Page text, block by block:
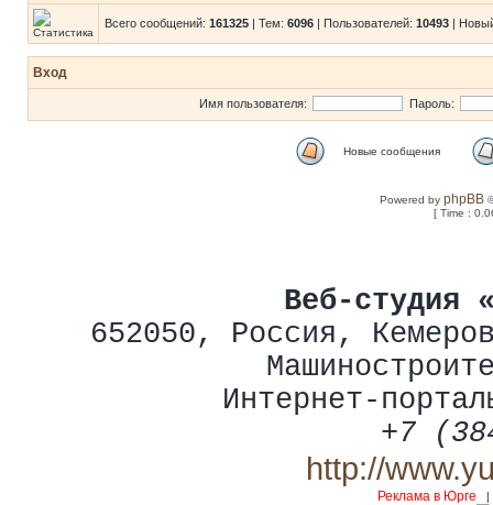
Всего сообщений: 161325 | Тем: 6096 | Пользователей: 10493 |
Вход
Имя пользователя: Пароль:
Новые сообщения
Powered byphpBB
[ Time :
Веб-студия
652050, Россия ,
Интернет-
+7
http://
Реклама в Юрге